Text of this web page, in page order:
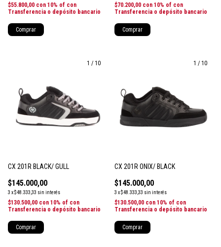
$55.800,00 con 10% of con
Transferencia o depósito bancario
Comprar
$70.200,00 con 10% of con
Transferencia o depósito bancario
Comprar
1 / 10
CX 201R BLACK/ GULL
$145.000,00
3 x$48.333,33 sin interés
$130.500,00 con 10% of con
Transferencia o depósito bancario
Comprar
1 / 10
CX 201R ONIX/ BLACK
$145.000,00
3 x$48.333,33 sin interés
$130.500,00 con 10% of con
Transferencia o depósito bancario
Comprar